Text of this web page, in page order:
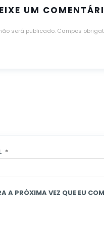
UM
será publicado. Campos
*
A PRÓXIMA VEZ QUE EU